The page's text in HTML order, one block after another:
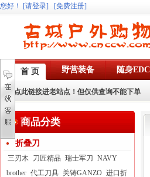
您好 ！ [请登录] [免费注册]
首 页 野营装备 随身EDC
点此链接进老站点！但仅供查询不能下单
商品分类
折叠刀
三刃木 刀匠精品 瑞士军刀 NAVY
brother 代工刀具 关铸GANZO 进口折